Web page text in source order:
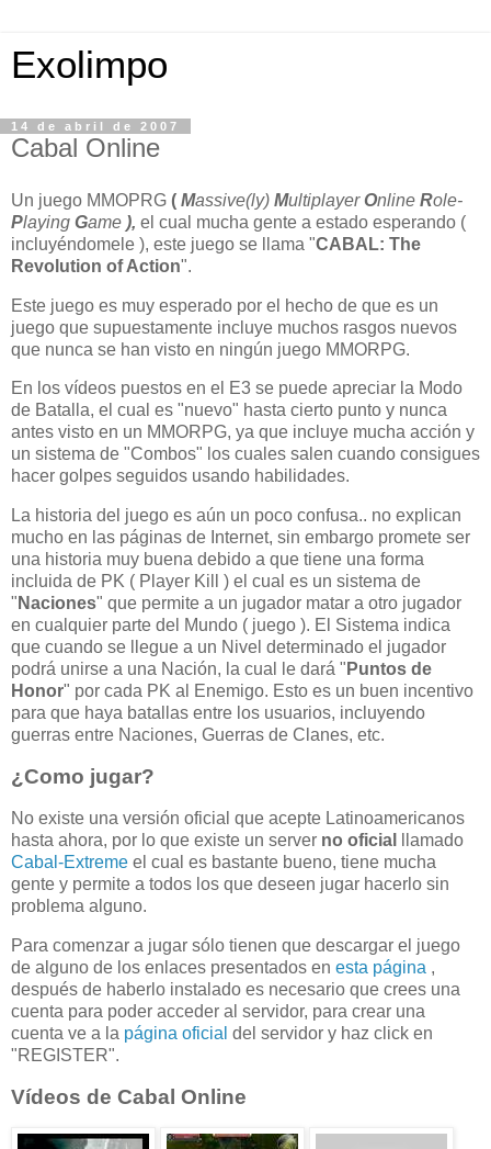
Exolimpo
14 de abril de 2007
Cabal Online
Un juego MMOPRG ( Massive(ly) MultiplayerOnline Role-
Playing Game ), el cual mucha gente a estado esperando (
incluyéndomele ), este juego se llama "CABAL: The
Revolution of Action".
Este juego es muy esperado por el hecho de que es un
juego que supuestamente incluye muchos rasgos nuevos
que nunca se han visto en ningún juego MMORPG.
En los vídeos puestos en el E3 se puede apreciar la Modo
de Batalla, el cual es "nuevo" hasta cierto punto y nunca
antes visto en un MMORPG, ya que incluye mucha acción y
un sistema de "Combos" los cuales salen cuando consigues
hacer golpes seguidos usando habilidades.
La historia del juego es aún un poco confusa.. no explican
mucho en las páginas de Internet, sin embargo promete ser
una historia muy buena debido a que tiene una forma
incluida de PK ( Player Kill ) el cual es un sistema de
" Naciones" que permite a un jugador matar a otro jugador
en cualquier parte del Mundo ( juego ). El Sistema indica
que cuando se llegue a un Nivel determinado el jugador
podrá unirse a una Nación, la cual le dará " Puntos de
Honor" por cada PK al Enemigo. Esto es un buen incentivo
para que haya batallas entre los usuarios, incluyendo
guerras entre Naciones, Guerras de Clanes, etc.
¿Como jugar?
No existe una versión oficial que acepte Latinoamericanos
hasta ahora, por lo que existe un server no oficial
llamado
Cabal-Extreme el cual es bastante bueno, tiene mucha
gente y permite a todos los que deseen jugar hacerlo sin
problema alguno.
Para comenzar a jugar sólo tienen que descargar el juego
de alguno de los enlaces presentados en esta página ,
después de haberlo instalado es necesario que crees una
cuenta para poder acceder al servidor, para crear una
cuenta ve a la página oficial del servidor y haz click en
"REGISTER".
Vídeos de Cabal Online